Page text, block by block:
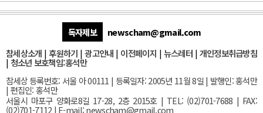
독자제보
newscham@gmail.com
참세상소개 | 후원하기 |광고안내 | 이전페이지 | 뉴스레터| 개인정보취급방침
| 청소년 보호책임:홍석만
참세상 등록번호: 서울 아 00111 | 등록일자: 2005년 11월 8일 | 발행인: 홍석만
| 편집인: 홍석만
서울시 마포구 양화로8길 17-28, 2층 2015호| TEL: (02)701-7688 | FAX:
(02)701-7112 | E-mail:newscham@gmail.com